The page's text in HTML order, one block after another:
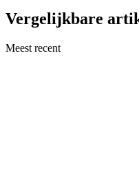
Vergelijkbare
Meest recent